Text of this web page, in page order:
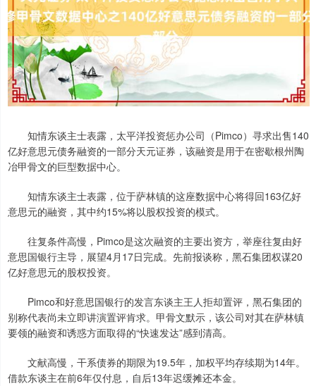
知情东谈主士表露，太平洋投资惩办公司（Pimco）寻求出售140
亿好意思元债务融资的一部分天元证券，该融资是用于在密歇根州陶
冶甲骨文的巨型数据中心。
知情东谈主士表露，位于萨林镇的这座数据中心将得回163亿好
意思元的融资，其中约15%将以股权投资的模式。
往复条件高慢，Pimco是这次融资的主要出资方，举座往复由好
意思国银行主导，展望4月17日完成。先前报谈称，黑石集团权谋20
亿好意思元的股权投资。
Pimco和好意思国银行的发言东谈主王人拒却置评，黑石集团的
别称代表尚未立即讲演置评肯求。甲骨文默示，该公司对其在萨林镇
要领的融资和诱惑方面取得的“快速发达”感到清高。
文献高慢，干系债券的期限为19.5年，加权平均存续期为14年。
借款东谈主在前6年仅付息，自后13年迟缓摊还本金。